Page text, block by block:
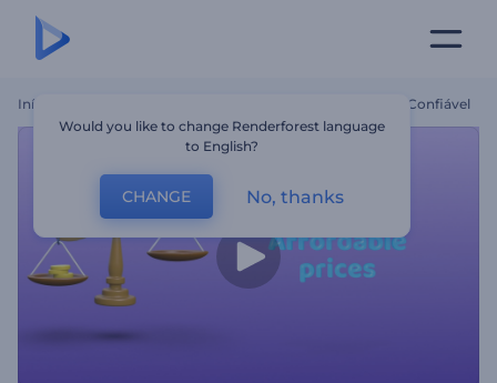
Início Promoção De Serviço De Contabilidade Confiável
Would you like to change Renderforest language
to English?
CHANGE No, thanks